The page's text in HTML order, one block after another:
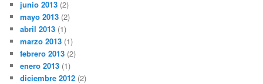
junio 2013 (2)
mayo 2013 (2)
abril 2013 (1)
marzo 2013 (1)
febrero 2013 (2)
enero 2013 (1)
diciembre 2012 (2)